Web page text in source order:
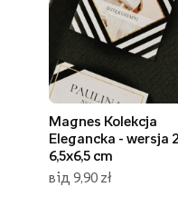
Magnes Kolekcja
Elegancka - wersja 2,
6,5x6,5 cm
від 9,90 zł